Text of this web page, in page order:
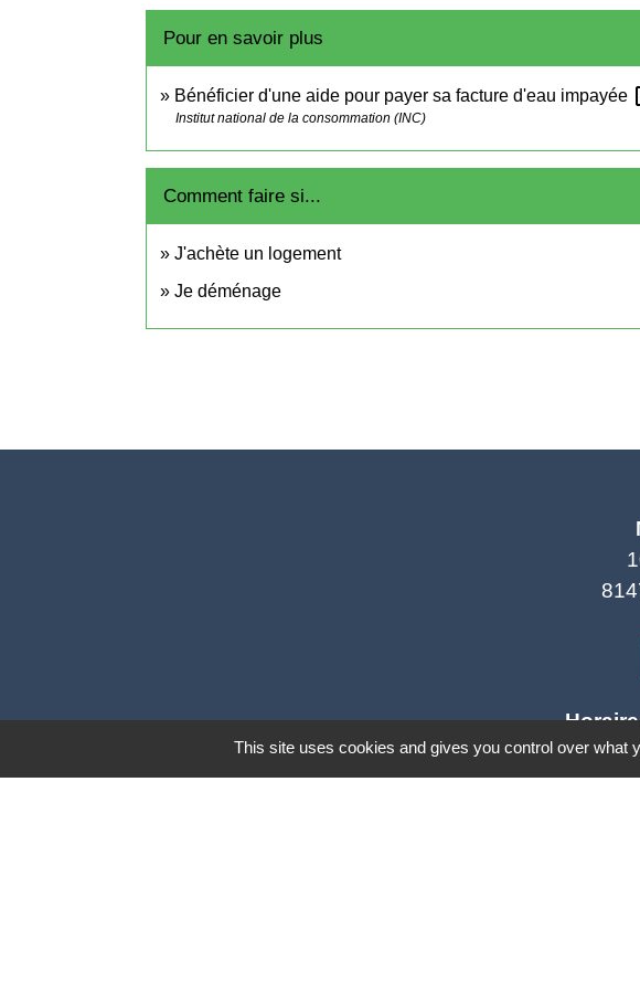
Pour en savoir plus
Bénéficier d'une aide pour payer sa facture d'eau impayée
Institut national de la consommation (INC)
Comment faire si...
J'achète un logement
Je déménage
This site uses cookies and gives you control over what